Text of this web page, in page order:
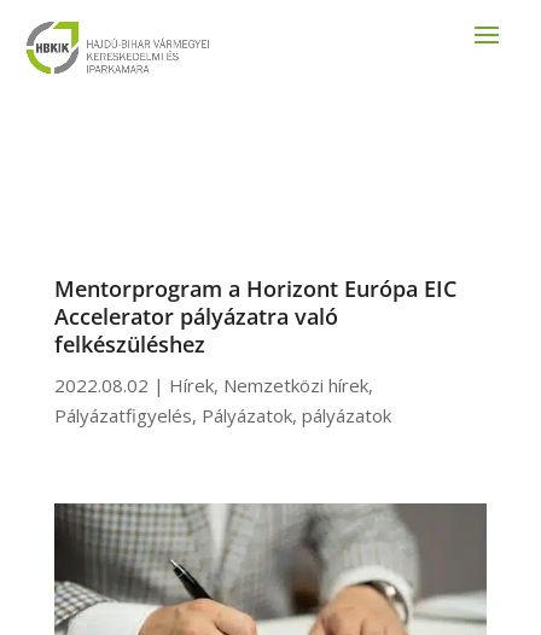
Mentorprogram a Horizont Európa EIC
Accelerator pályázatra való
felkészüléshez
2022.08.02 | Hírek, Nemzetközi hírek,
Pályázatfigyelés, Pályázatok, pályázatok